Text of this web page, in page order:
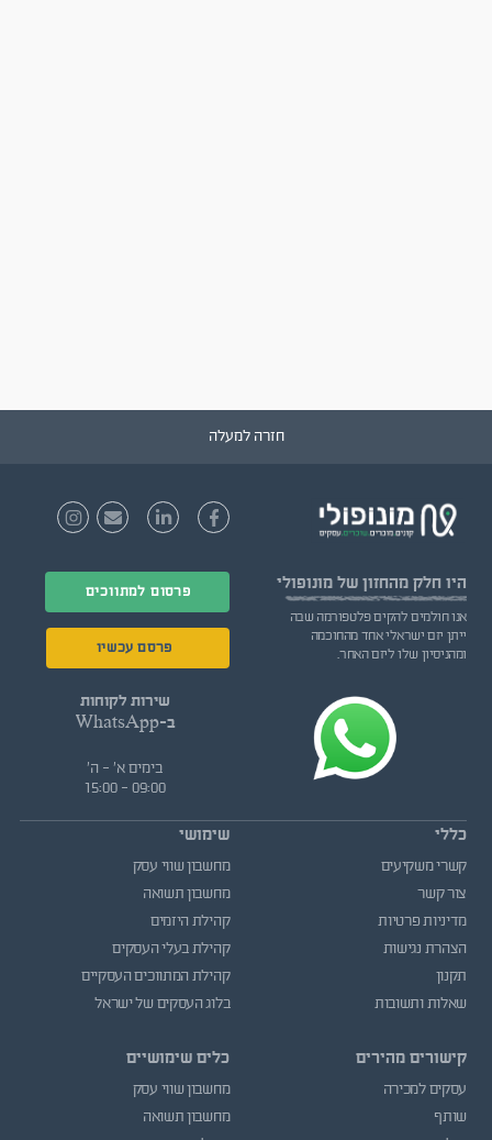
חזרה למעלה
היו חלק מהחזון של מונופולי
אנו חולמים להקים פלטפורמה שבה
ייתן יזם ישראלי אחד מהחוכמה
ומהניסיון שלו ליזם האחר.
פרסום למתווכים
פרסם עכשיו
שירות לקוחות
ב-WhatsApp
בימים א' - ה'
09:00 - 15:00
כללי
קשרי משקיעים
צור קשר
מדיניות פרטיות
הצהרת נגישות
תקנון
שאלות ותשובות
קישורים מהירים
עסקים למכירה
שותף
שימושי
מחשבון שווי עסק
מחשבון תשואה
קהילת היזמים
קהילת בעלי העסקים
קהילת המתווכים העסקיים
בלוג העסקים של ישראל
כלים שימושיים
מחשבון שווי עסק
מחשבון תשואה